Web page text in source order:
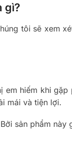
gì?
tôi sẽ xem
hiếm khi
mái và tiện lợi.
sản phẩm